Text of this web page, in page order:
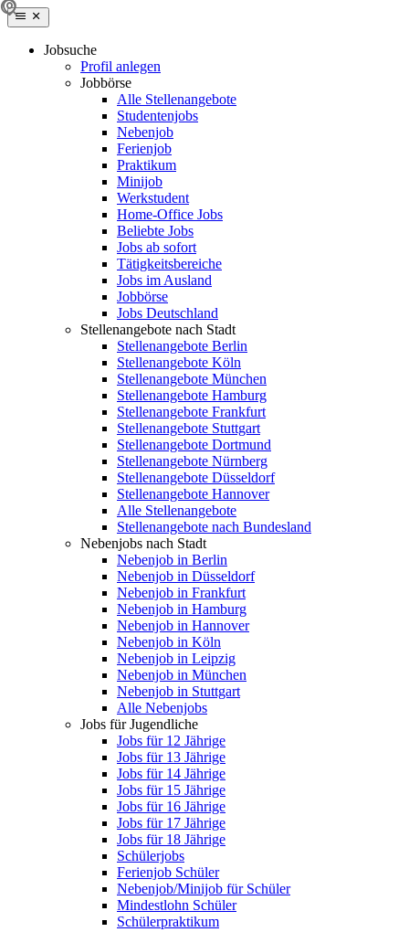
Jobsuche
Profil anlegen
Jobbörse
Alle Stellenangebote
Studentenjobs
Nebenjob
Ferienjob
Praktikum
Minijob
Werkstudent
Home-Office Jobs
Beliebte Jobs
Jobs ab sofort
Tätigkeitsbereiche
Jobs im Ausland
Jobbörse
Jobs Deutschland
Stellenangebote nach Stadt
Stellenangebote Berlin
Stellenangebote Köln
Stellenangebote München
Stellenangebote Hamburg
Stellenangebote Frankfurt
Stellenangebote Stuttgart
Stellenangebote Dortmund
Stellenangebote Nürnberg
Stellenangebote Düsseldorf
Stellenangebote Hannover
Alle Stellenangebote
Stellenangebote nach Bundesland
Nebenjobs nach Stadt
Nebenjob in Berlin
Nebenjob in Düsseldorf
Nebenjob in Frankfurt
Nebenjob in Hamburg
Nebenjob in Hannover
Nebenjob in Köln
Nebenjob in Leipzig
Nebenjob in München
Nebenjob in Stuttgart
Alle Nebenjobs
Jobs für Jugendliche
Jobs für 12 Jährige
Jobs für 13 Jährige
Jobs für 14 Jährige
Jobs für 15 Jährige
Jobs für 16 Jährige
Jobs für 17 Jährige
Jobs für 18 Jährige
Schülerjobs
Ferienjob Schüler
Nebenjob/Minijob für Schüler
Mindestlohn Schüler
Schülerpraktikum